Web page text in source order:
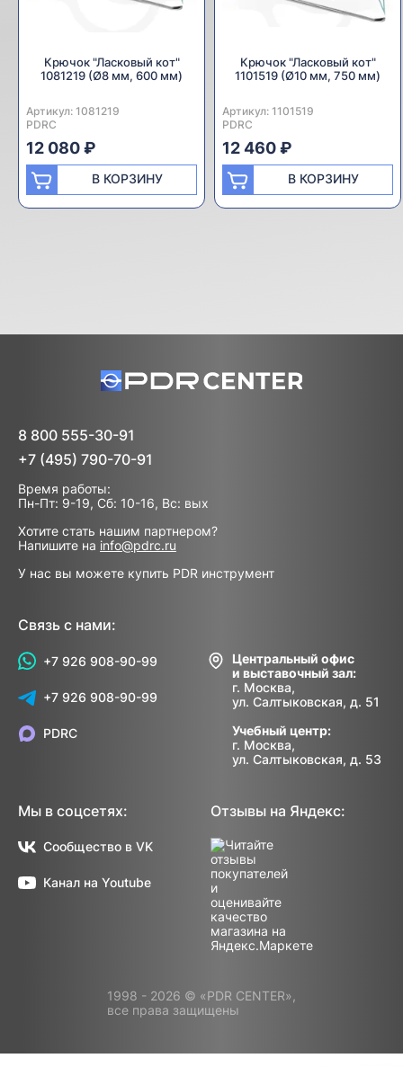
Крючок "Ласковый кот"
1081219 (Ø8 мм, 600 мм)
Артикул: 1081219
Производитель:
PDRC
12 080 ₽
В КОРЗИНУ
Крючок "Ласковый кот"
1101519 (Ø10 мм, 750 мм)
Артикул: 1101519
Производитель:
PDRC
12 460 ₽
В КОРЗИНУ
8 800 555-30-91
+7 (495) 790-70-91
Время работы:
Пн-Пт: 9-19, Сб: 10-16, Вс: вых
Хотите стать нашим партнером?
Напишите на info@pdrc.ru
У нас вы можете купить PDR инструмент
Связь с нами:
+7 926 908-90-99
+7 926 908-90-99
Центральный офис
и выставочный зал:
г. Москва,
ул. Салтыковская, д. 51
Учебный центр:
г. Москва,
ул. Салтыковская, д. 53
PDRC
Мы в соцсетях:
Сообщество в VK
Канал на Youtube
Отзывы на Яндекс:
1998 - 2026 © «PDR CENTER»,
все права защищены